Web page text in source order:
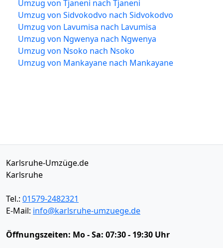
Umzug von Tjaneni nach Tjaneni
Umzug von Sidvokodvo nach Sidvokodvo
Umzug von Lavumisa nach Lavumisa
Umzug von Ngwenya nach Ngwenya
Umzug von Nsoko nach Nsoko
Umzug von Mankayane nach Mankayane
Karlsruhe-Umzüge.de
Karlsruhe
Tel.: 01579-2482321
E-Mail: info@karlsruhe-umzuege.de
Öffnungszeiten: Mo - Sa: 07:30 - 19:30 Uhr